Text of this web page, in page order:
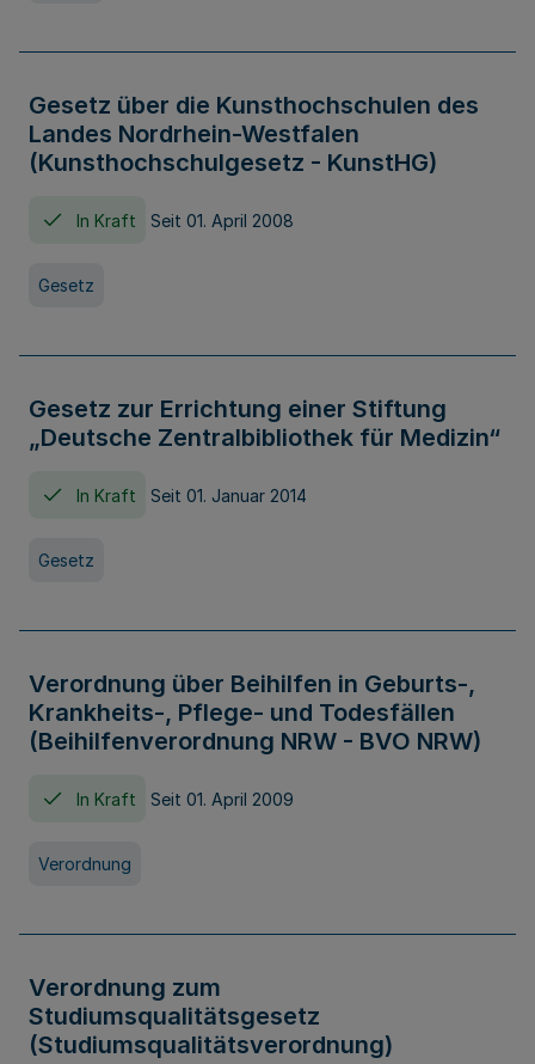
Gesetz über die Kunsthochschulen des
Landes Nordrhein-Westfalen
(Kunsthochschulgesetz - KunstHG)
In Kraft Seit 01. April 2008
Gesetz
Gesetz zur Errichtung einer Stiftung
„Deutsche Zentralbibliothek für Medizin“
In Kraft Seit 01. Januar 2014
Gesetz
Verordnung über Beihilfen in Geburts-,
Krankheits-, Pflege- und Todesfällen
(Beihilfenverordnung NRW - BVO NRW)
In Kraft Seit 01. April 2009
Verordnung
Verordnung zum
Studiumsqualitätsgesetz
(Studiumsqualitätsverordnung)